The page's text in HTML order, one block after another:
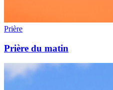
Prière
Prière du matin